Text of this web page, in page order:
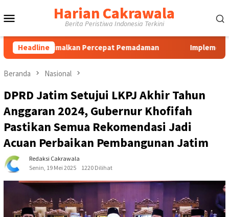
ke
Harian Cakrawala
Berita Peristiwa Indonesia Terkini
Headline
Percepat Pemadaman Implementasi Aplikasi
Beranda Nasional
DPRD Jatim Setujui LKPJ Akhir Tahun
Anggaran 2024, Gubernur Khofifah
Pastikan Semua Rekomendasi Jadi
Acuan Perbaikan Pembangunan Jatim
Redaksi Cakrawala
Senin, 19 Mei 2025
1220 Dilihat